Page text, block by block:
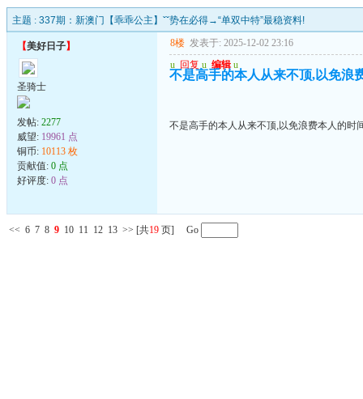
主题 : 337期：新澳门【乖乖公主】ˇˇ势在必得→“单双中特”最稳资料!
【美好日子】
圣骑士
发帖: 2277
威望: 19961 点
铜币: 10113 枚
贡献值: 0 点
好评度: 0 点
8楼 发表于: 2025-12-02 23:16
u 回复 u 编辑 u
不是高手的本人从来不顶,以免浪
不是高手的本人从来不顶,以免浪费本人的时
<< 6 7 8 9 10 11 12 13 >> [共19 页] Go